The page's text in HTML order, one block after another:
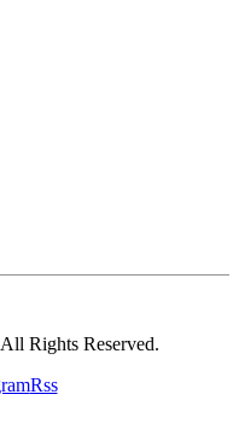
Rights Reserved.
Rss